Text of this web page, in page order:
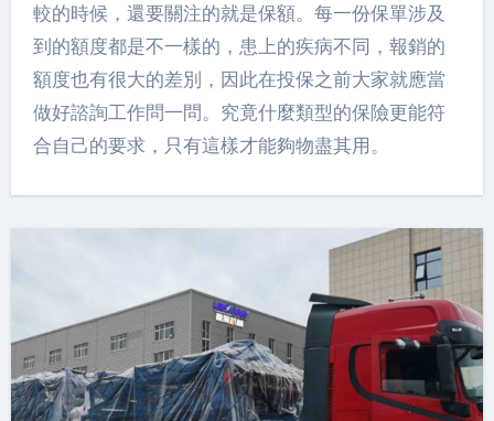
較的時候，還要關注的就是保額。每一份保單涉及
到的額度都是不一樣的，患上的疾病不同，報銷的
額度也有很大的差別，因此在投保之前大家就應當
做好諮詢工作問一問。究竟什麼類型的保險更能符
合自己的要求，只有這樣才能夠物盡其用。